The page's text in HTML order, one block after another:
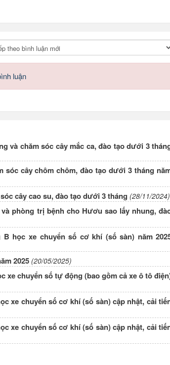
luận
và chăm sóc cây mắc ca, đào tạo dưới 3
cây chôm chôm, đào tạo dưới 3 tháng
cây cao su, đào tạo dưới 3 tháng (28/11/2024)
phòng trị bệnh cho Hươu sao lấy nhung,
học xe chuyển số cơ khí (số sàn) năm
2025 (20/05/2025)
xe chuyển số tự động (bao gồm cả xe ô tô
xe chuyển số cơ khí (số sàn) cập nhật, cải
xe chuyển số cơ khí (số sàn) cập nhật, cải